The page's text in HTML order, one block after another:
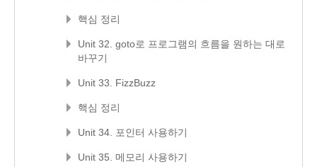
핵심 정리
Unit 32. goto로 프로그램의 흐름을 원하는 대로
바꾸기
Unit 33. FizzBuzz
핵심 정리
Unit 34. 포인터 사용하기
Unit 35. 메모리 사용하기